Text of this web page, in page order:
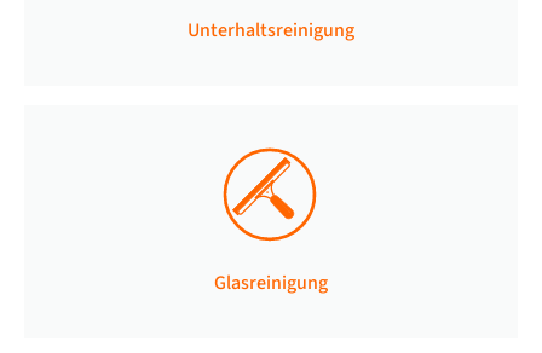
Unterhaltsreinigung
Glasreinigung